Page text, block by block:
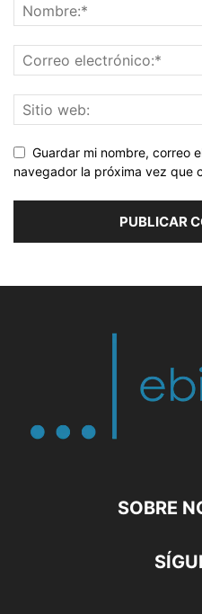
Guardar mi nombre, correo
navegador la próxima vez que
SOBRE